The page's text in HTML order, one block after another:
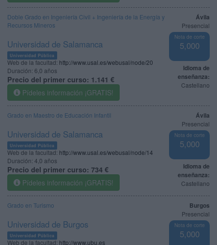
Ávila
Presencial
Nota de corte
5,000
Idioma de
enseñanza:
Castellano
Doble Grado en Ingeniería Civil + Ingeniería de la Energía y
Recursos Mineros
Universidad de Salamanca
Universidad Pública
Web de la facultad: http://www.usal.es/webusal/node/20
Duración: 6,0 años
Precio del primer curso: 1.141 €
Pídeles información ¡GRATIS!
Ávila
Presencial
Nota de corte
5,000
Idioma de
enseñanza:
Castellano
Grado en Maestro de Educación Infantil
Universidad de Salamanca
Universidad Pública
Web de la facultad: http://www.usal.es/webusal/node/14
Duración: 4,0 años
Precio del primer curso: 734 €
Pídeles información ¡GRATIS!
Burgos
Presencial
Nota de corte
5,000
Grado en Turismo
Universidad de Burgos
Universidad Pública
Web de la facultad: http://www.ubu.es